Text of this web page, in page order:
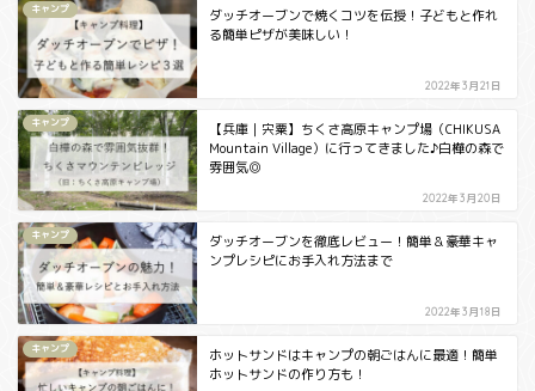
キャンプ
ダッチオーブンで焼くコツを伝授！子どもと作れ
る簡単ピザが美味しい！
2022年3月21日
キャンプ
【兵庫｜宍粟】ちくさ高原キャンプ場（CHIKUSA
Mountain Village）に行ってきました♪白樺の森で
雰囲気◎
2022年3月20日
キャンプ
ダッチオーブンを徹底レビュー！簡単＆豪華キャ
ンプレシピにお手入れ方法まで
2022年3月18日
キャンプ
ホットサンドはキャンプの朝ごはんに最適！簡単
ホットサンドの作り方も！